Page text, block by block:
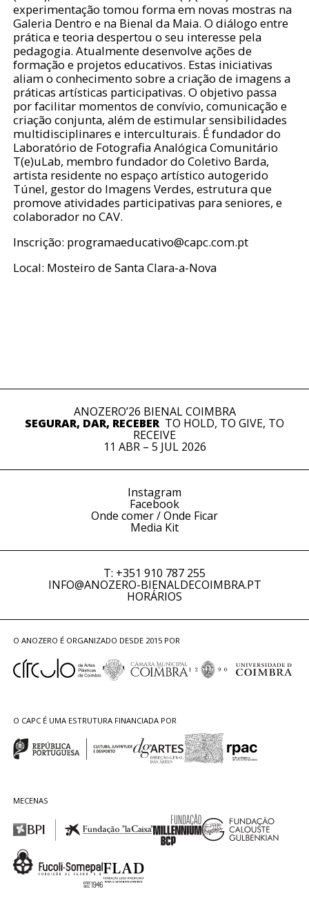
experimentação tomou forma em novas mostras na
Galeria Dentro e na Bienal da Maia. O diálogo entre
prática e teoria despertou o seu interesse pela
pedagogia. Atualmente desenvolve ações de
formação e projetos educativos. Estas iniciativas
aliam o conhecimento sobre a criação de imagens a
práticas artísticas participativas. O objetivo passa
por facilitar momentos de convívio, comunicação e
criação conjunta, além de estimular sensibilidades
multidisciplinares e interculturais. É fundador do
Laboratório de Fotografia Analógica Comunitário
T(e)uLab, membro fundador do Coletivo Barda,
artista residente no espaço artístico autogerido
Túnel, gestor do Imagens Verdes, estrutura que
promove atividades participativas para seniores, e
colaborador no CAV.
Inscrição: programaeducativo@capc.com.pt
Local: Mosteiro de Santa Clara-a-Nova
ANOZERO’26 BIENAL COIMBRA
SEGURAR, DAR, RECEBERTO HOLD, TO GIVE, TO
RECEIVE
11 ABR – 5 JUL 2026
Instagram
Facebook
Onde comer / Onde Ficar
Media Kit
T: +351 910 787 255
INFO@ANOZERO-BIENALDECOIMBRA.PT
HORÁRIOS
O ANOZERO É ORGANIZADO DESDE 2015 POR
O CAPC É UMA ESTRUTURA FINANCIADA POR
MECENAS